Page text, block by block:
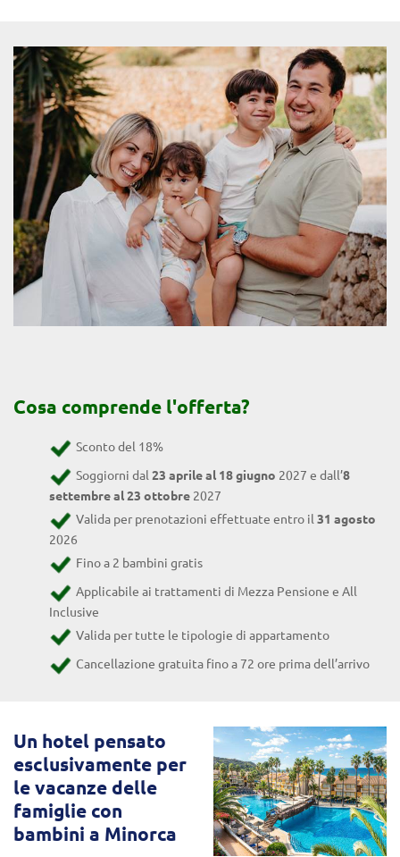
Cosa comprende l'offerta?
Sconto del 18%
Soggiorni dal 23 aprile al 18 giugno 2027 e dall’8
settembre al 23 ottobre 2027
Valida per prenotazioni effettuate entro il 31 agosto
2026
Fino a 2 bambini gratis
Applicabile ai trattamenti di Mezza Pensione e All
Inclusive
Valida per tutte le tipologie di appartamento
Cancellazione gratuita fino a 72 ore prima dell’arrivo
Un hotel pensato
esclusivamente per
le vacanze delle
famiglie con
bambini a Minorca